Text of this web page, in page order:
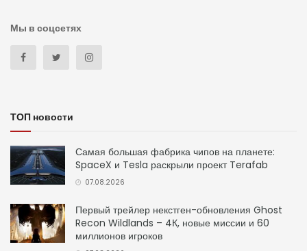
Мы в соцсетях
ТОП новости
Самая большая фабрика чипов на планете:
SpaceX и Tesla раскрыли проект Terafab
07.08.2026
Первый трейлер некстген-обновления Ghost
Recon Wildlands – 4К, новые миссии и 60
миллионов игроков